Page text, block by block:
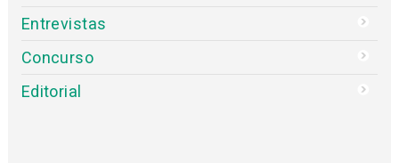
Entrevistas
Concurso
Editorial